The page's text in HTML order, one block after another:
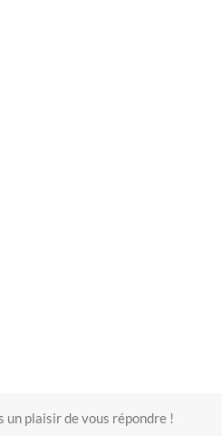
un plaisir de vous répondre !